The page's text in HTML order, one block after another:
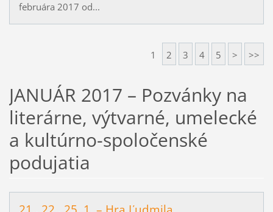
februára 2017 od...
1 2 3 4 5 > >>
JANUÁR 2017 – Pozvánky na
literárne, výtvarné, umelecké
a kultúrno-spoločenské
podujatia